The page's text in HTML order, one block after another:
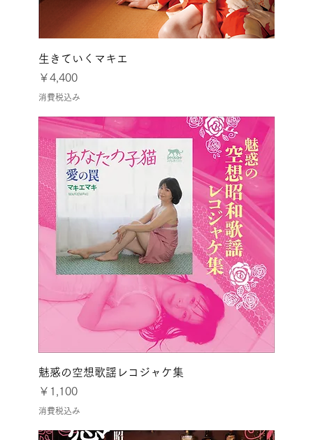
生きていくマキエ
価格
￥4,400
消費税込み
魅惑の空想歌謡レコジャケ集
価格
￥1,100
消費税込み